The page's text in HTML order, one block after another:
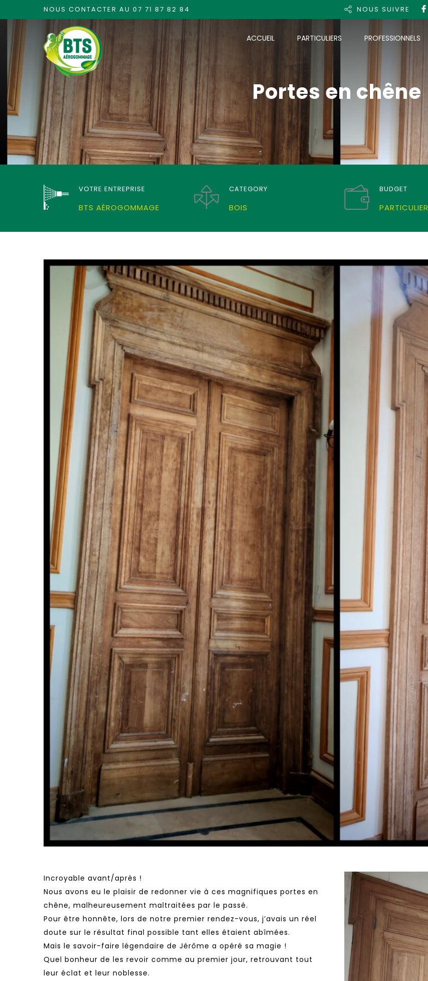
NOUS CONTACTER AU 07 71 87 82 84 NOUS SUIVRE
ACCUEIL PARTICULIERS PROFESSIONNELS
Portes en chêne
VOTRE ENTREPRISE
BTS AÉROGOMMAGE
CATEGORY
BOIS
BUDGET
PARTICULIER
Incroyable avant/après !
​Nous avons eu le plaisir de redonner vie à ces magnifiques portes en
chêne, malheureusement maltraitées par le passé.
​Pour être honnête, lors de notre premier rendez-vous, j’avais un réel
doute sur le résultat final possible tant elles étaient abîmées.
Mais le savoir-faire légendaire de Jérôme a opéré sa magie !
​Quel bonheur de les revoir comme au premier jour, retrouvant tout
leur éclat et leur noblesse.